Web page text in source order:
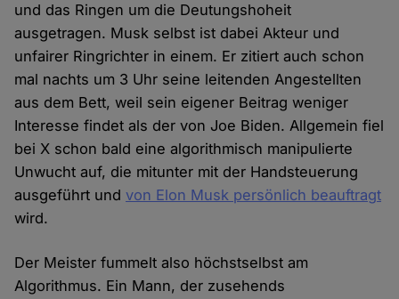
und das Ringen um die Deutungshoheit
ausgetragen. Musk selbst ist dabei Akteur und
unfairer Ringrichter in einem. Er zitiert auch schon
mal nachts um 3 Uhr seine leitenden Angestellten
aus dem Bett, weil sein eigener Beitrag weniger
Interesse findet als der von Joe Biden. Allgemein fiel
bei X schon bald eine algorithmisch manipulierte
Unwucht auf, die mitunter mit der Handsteuerung
ausgeführt undvon Elon Musk persönlich beauftragt
wird.
Der Meister fummelt also höchstselbst am
Algorithmus. Ein Mann, der zusehends